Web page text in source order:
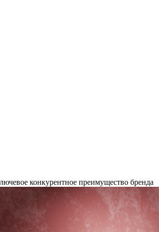
конкурентное преимущество бренда